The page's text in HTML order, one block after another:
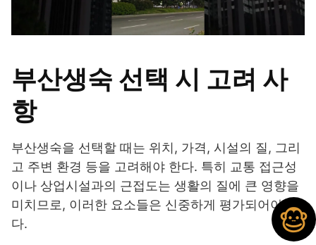
부산생숙 선택 시 고려 사
항
부산생숙을 선택할 때는 위치, 가격, 시설의 질, 그리
고 주변 환경 등을 고려해야 한다. 특히 교통 접근성
이나 상업시설과의 근접도는 생활의 질에 큰 영향을
미치므로, 이러한 요소들은 신중하게 평가되어야 한
다.